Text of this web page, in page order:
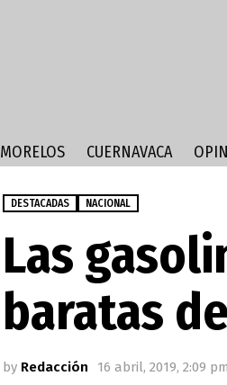
MORELOS CUERNAVACA
DESTACADAS NACIONAL
Las
baratas
by Redacción 16 abril, 2019, 2:09 pm